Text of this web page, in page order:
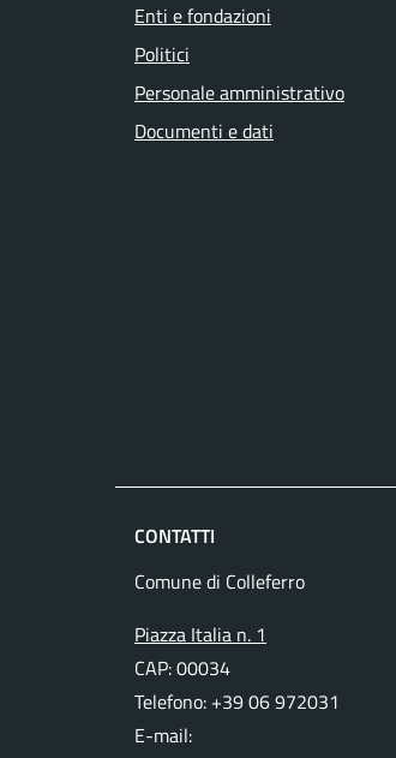
Enti e fondazioni
Politici
Personale amministrativo
Documenti e dati
CONTATTI
Comune di Colleferro
Piazza Italia n. 1
CAP: 00034
Telefono: +39 06 972031
E-mail: